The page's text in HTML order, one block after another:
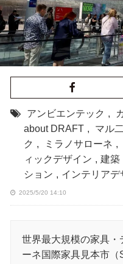
アンビエンテック ,
about DRAFT , マル
ク , ミラノサローネ ,
ィックデザイン , 建築
ション , インテリアデ
2025/5/20 14:10
世界最大規模の家具・
ーネ国際家具見本市（